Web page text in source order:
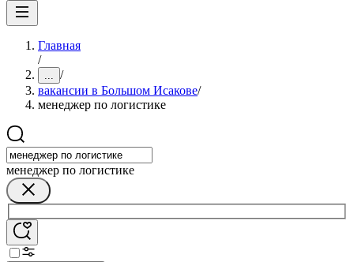
Главная
/
... /
вакансии в Большом Исакове/
менеджер по логистике
менеджер по логистике